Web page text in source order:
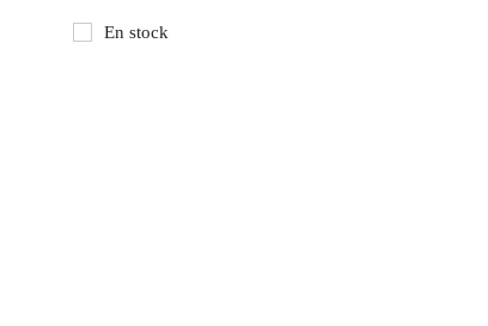
En stock